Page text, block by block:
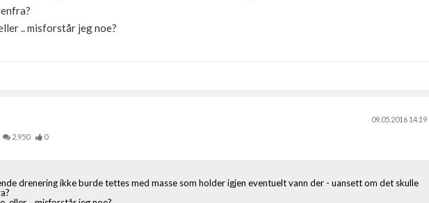
.. misforstår jeg noe?
09.05.2016 14.19
2,950
0
drenering ikke burde tettes med masse som holder igjen eventuelt vann der - uansett om det skulle